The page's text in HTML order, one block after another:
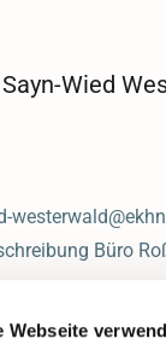
Webseite
Wied
Büro